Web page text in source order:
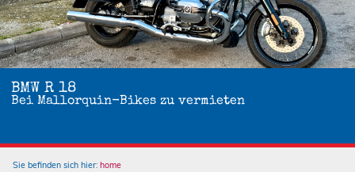
BMW R 18
Bei Mallorquin-Bikes zu vermieten
Sie befinden sich hier: home